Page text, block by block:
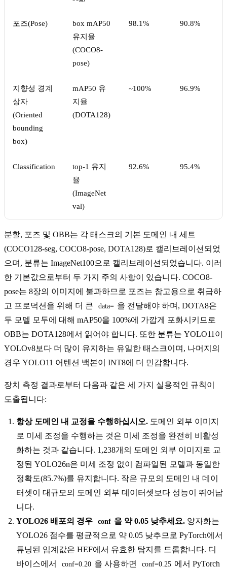
포즈(Pose)
box mAP50
유지율
(COCO8-
pose)
98.1% 90.8%
지향성 경계
상자
(Oriented
bounding
box)
mAP50 유
지율
(DOTA128)
~100% 96.9%
Classification
top-1 유지
율
(ImageNet
val)
92.6% 95.4%
분할, 포즈 및 OBB는 각 태스크의 기본 도메인 내 세트
(COCO128-seg, COCO8-pose, DOTA128)로 캘리브레이션되었
으며, 분류는 ImageNet100으로 캘리브레이션되었습니다. 이러
한 기본값으로부터 두 가지 주의 사항이 있습니다. COCO8-
pose는 8장의 이미지에 불과하므로 포즈는 참고용으로 취급하
고 프로덕션을 위해 더 큰
data= 을 전달해야 하며, DOTA8은
두 모델 모두에 대해 mAP50을 100%에 가깝게 포화시키므로
OBB는 DOTA128에서 읽어야 합니다. 또한 분류는 YOLO11이
YOLOv8보다 더 많이 유지하는 유일한 태스크이며, 나머지의
경우 YOLO11 어텐션 백본이 INT8에 더 민감합니다.
장치 측정 결과로부터 다음과 같은 세 가지 실용적인 규칙이
도출됩니다:
항상 도메인 내 교정을 수행하십시오. 도메인 외부 이미지
로 미세 조정을 수행하는 것은 미세 조정을 완전히 비활성
화하는 것과 같습니다. 1,238개의 도메인 외부 이미지로 교
정된 YOLO26n은 미세 조정 없이 컴파일된 모델과 동일한
정확도(85.7%)를 유지합니다. 작은 규모의 도메인 내 데이
터셋이 대규모의 도메인 외부 데이터셋보다 성능이 뛰어납
니다.
YOLO26 배포의 경우
conf 을 약 0.05 낮추세요. 양자화는
YOLO26 점수를 평균적으로 약 0.05 낮추므로 PyTorch에서
튜닝된 임계값은 HEF에서 유효한 탐지를 드롭합니다. 디
바이스에서
conf=0.20 을 사용하면 conf=0.25 에서 PyTorch